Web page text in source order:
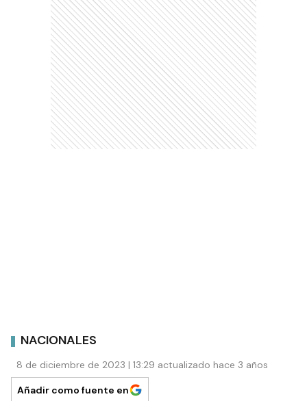
NACIONALES
8 de diciembre de 2023 | 13:29 actualizado hace 3 años
Añadir como fuente en